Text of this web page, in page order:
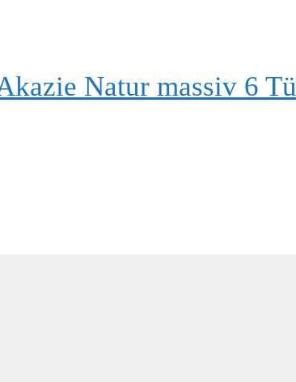
Natur massiv 6